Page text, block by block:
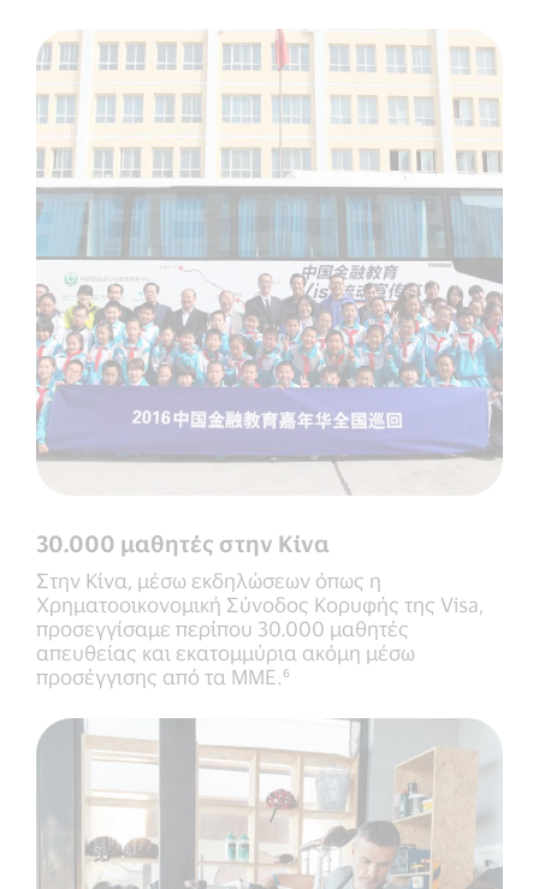
30.000 μαθητές στην Κίνα
Στην Κίνα, μέσω εκδηλώσεων όπως η
Χρηματοοικονομική Σύνοδος Κορυφής της Visa,
προσεγγίσαμε περίπου 30.000 μαθητές
απευθείας και εκατομμύρια ακόμη μέσω
προσέγγισης από τα ΜΜΕ.⁶